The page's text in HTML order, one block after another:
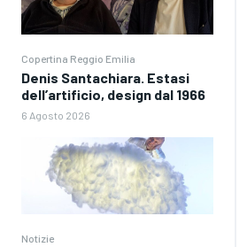
Copertina Reggio Emilia
Denis Santachiara. Estasi
dell’artificio, design dal 1966
6 Agosto 2026
Notizie